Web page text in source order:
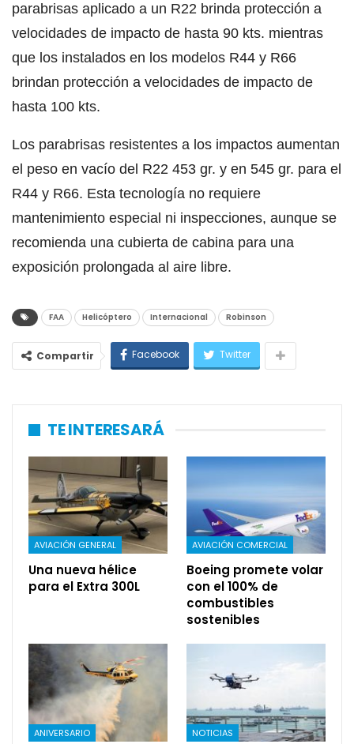
parabrisas aplicado a un R22 brinda protección a
velocidades de impacto de hasta 90 kts. mientras
que los instalados en los modelos R44 y R66
brindan protección a velocidades de impacto de
hasta 100 kts.
Los parabrisas resistentes a los impactos aumentan
el peso en vacío del R22 453 gr. y en 545 gr. para el
R44 y R66. Esta tecnología no requiere
mantenimiento especial ni inspecciones, aunque se
recomienda una cubierta de cabina para una
exposición prolongada al aire libre.
FAA Helicóptero Internacional Robinson
Compartir Facebook Twitter
TE INTERESARÁ
AVIACIÓN GENERAL
Una nueva hélice
para el Extra 300L
AVIACIÓN COMERCIAL
Boeing promete volar
con el 100% de
combustibles
sostenibles
ANIVERSARIO NOTICIAS